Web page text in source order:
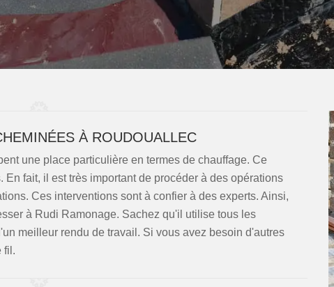
À ROUDOUALLEC
une place particulière en termes de chauffage. Ce
fait, il est très important de procéder à des opérations
Ces interventions sont à confier à des experts. Ainsi,
à Rudi Ramonage. Sachez qu'il utilise tous les
meilleur rendu de travail. Si vous avez besoin d'autres
fil.